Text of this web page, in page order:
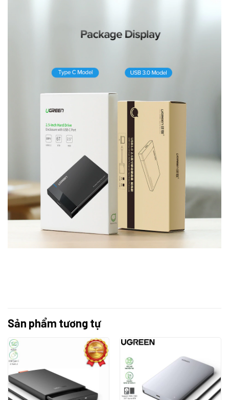
Sản phẩm tương tự